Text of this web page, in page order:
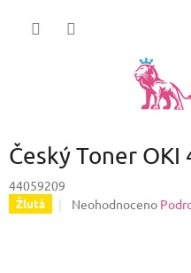
Český Toner
44059209
Žlutá
Průměrné
Neohodnoceno